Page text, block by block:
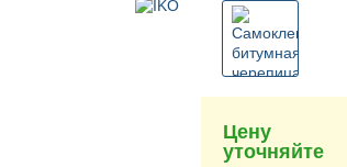
Цену
уточняйте